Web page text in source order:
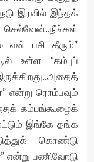
இரவில் இந்தக்
செல்வேன்..நீங்கள்
பசி தீரும்”
உள்ள “கம்புப்
என்று ரொம்பவும்
கம்பங்கூழைக்
மட்டும் இங்கே தங்க
கொண்டு
என்று பணிவோடு